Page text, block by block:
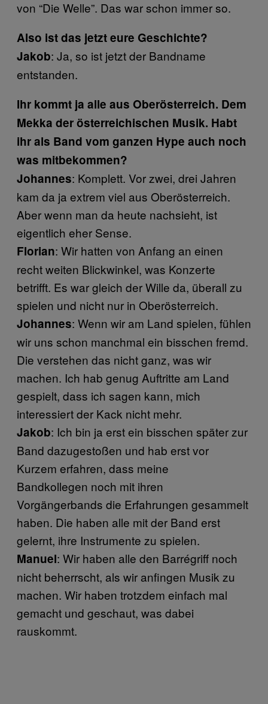
von “Die Welle”. Das war schon immer so.
Also ist das jetzt eure Geschichte?
Jakob: Ja, so ist jetzt der Bandname
entstanden.
Ihr kommt ja alle aus Oberösterreich. Dem
Mekka der österreichischen Musik. Habt
ihr als Band vom ganzen Hype auch noch
was mitbekommen?
Johannes: Komplett. Vor zwei, drei Jahren
kam da ja extrem viel aus Oberösterreich.
Aber wenn man da heute nachsieht, ist
eigentlich eher Sense.
Florian: Wir hatten von Anfang an einen
recht weiten Blickwinkel, was Konzerte
betrifft. Es war gleich der Wille da, überall zu
spielen und nicht nur in Oberösterreich.
Johannes: Wenn wir am Land spielen, fühlen
wir uns schon manchmal ein bisschen fremd.
Die verstehen das nicht ganz, was wir
machen. Ich hab genug Auftritte am Land
gespielt, dass ich sagen kann, mich
interessiert der Kack nicht mehr.
Jakob: Ich bin ja erst ein bisschen später zur
Band dazugestoßen und hab erst vor
Kurzem erfahren, dass meine
Bandkollegen noch mit ihren
Vorgängerbands die Erfahrungen gesammelt
haben. Die haben alle mit der Band erst
gelernt, ihre Instrumente zu spielen.
Manuel: Wir haben alle den Barrégriff noch
nicht beherrscht, als wir anfingen Musik zu
machen. Wir haben trotzdem einfach mal
gemacht und geschaut, was dabei
rauskommt.